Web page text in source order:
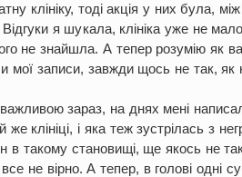
клініку, тоді акція у них була,
Відгуки я шукала, клініка уже не
не знайшла. А тепер розумію як
мої записи, завжди щось не так, як
зараз, на днях мені
же клініці, і яка теж зустрілась з
в такому становищі, ще якось не
не вірно. А тепер, в голові одні